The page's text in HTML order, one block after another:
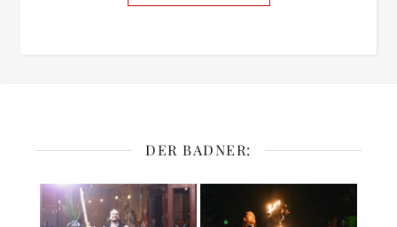
DER BADNER: